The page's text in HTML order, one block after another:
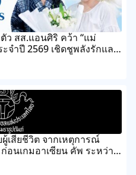
ว สส.แอนศิริ คว้า “แม่
จำปี 2569 เชิดชูพลังรักและ
เสียชีวิต จากเหตุการณ์
อนเกมอาเซียน คัพ ระหว่าง